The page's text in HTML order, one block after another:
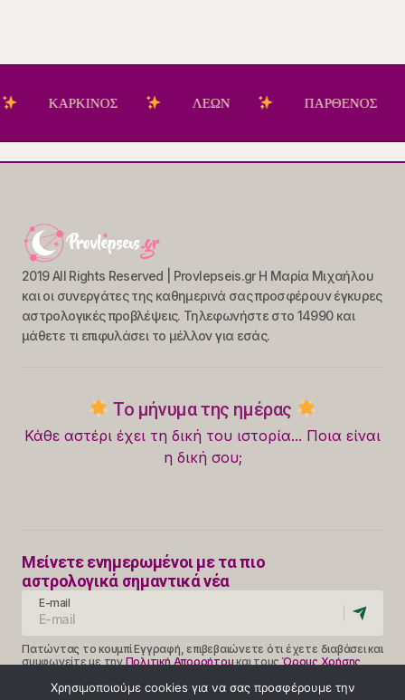
ΛΕΩΝ ΠΑΡΘΕΝΟΣ
2019 All Rights Reserved | Provlepseis.gr Η Μαρία Μιχαήλου
και οι συνεργάτες της καθημερινά σας προσφέρουν έγκυρες
αστρολογικές προβλέψεις. Τηλεφωνήστε στο 14990 και
μάθετε τι επιφυλάσει το μέλλον για εσάς.
Το μήνυμα της ημέρας
Κάθε αστέρι έχει τη δική του ιστορία... Ποια είναι
η δική σου;
Μείνετε ενημερωμένοι με τα πιο
αστρολογικά σημαντικά νέα
E-mail
Πατώντας το κουμπί Εγγραφή, επιβεβαιώνετε ότι έχετε διαβάσει και
συμφωνείτε με τηνΠολιτική Απορρήτουκαι τουςΌρους Χρήσης
Χρησιμοποιούμε cookies για να σας προσφέρουμε την